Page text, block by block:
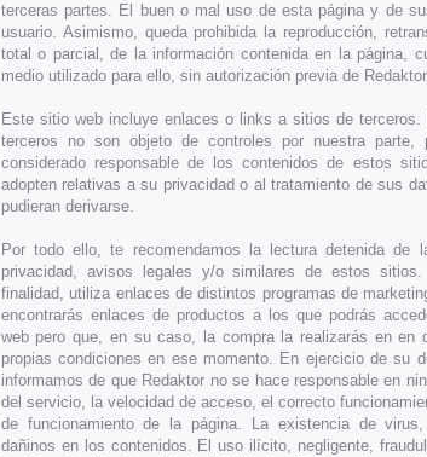
terceras partes. El buen o mal uso de esta página y de
usuario. Asimismo, queda prohibida la reproducción,
total o parcial, de la información contenida en la página,
medio utilizado para ello, sin autorización previa de
Este sitio web incluye enlaces o links a sitios de
terceros no son objeto de controles por nuestra
considerado responsable de los contenidos de estos
adopten relativas a su privacidad o al tratamiento de sus
pudieran derivarse.
Por todo ello, te recomendamos la lectura detenida de
privacidad, avisos legales y/o similares de estos
finalidad, utiliza enlaces de distintos programas de
encontrarás enlaces de productos a los que podrás
web pero que, en su caso, la compra la realizarás en en
propias condiciones en ese momento. En ejercicio de su
informamos de que Redaktor no se hace responsable en
del servicio, la velocidad de acceso, el correcto
de funcionamiento de la página. La existencia de
dañinos en los contenidos. El uso ilícito, negligente,